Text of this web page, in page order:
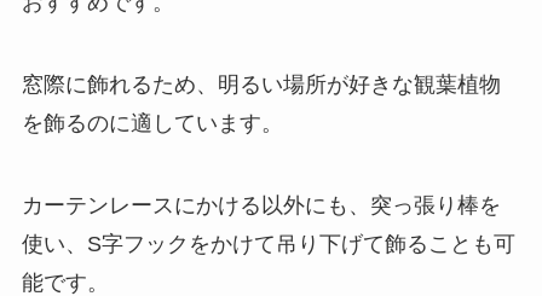
窓際に飾れるため、明るい場所が好きな観葉植物
を飾るのに適しています。
カーテンレースにかける以外にも、突っ張り棒を
使い、S字フックをかけて吊り下げて飾ることも可
能です。